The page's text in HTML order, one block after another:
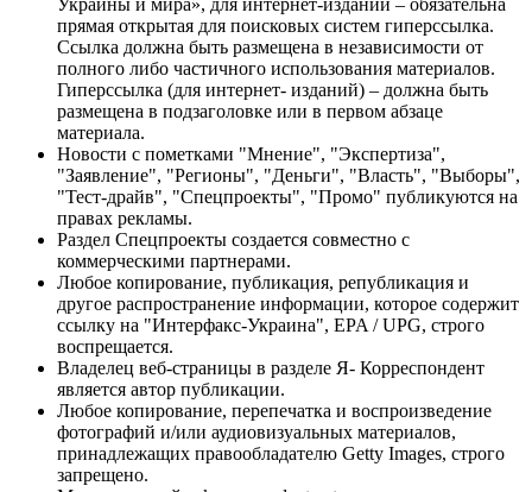
прямая открытая для поисковых систем гиперссылка.
Ссылка должна быть размещена в независимости от
полного либо частичного использования материалов.
Гиперссылка (для интернет- изданий) – должна быть
размещена в подзаголовке или в первом абзаце
материала.
Новости с пометками "Мнение", "Экспертиза",
"Заявление", "Регионы", "Деньги", "Власть", "Выборы",
"Тест-драйв", "Спецпроекты", "Промо" публикуются на
правах рекламы.
Раздел Спецпроекты создается совместно с
коммерческими партнерами.
Любое копирование, публикация, републикация и
другое распространение информации, которое содержит
ссылку на "Интерфакс-Украина", EPA / UPG, строго
воспрещается.
Владелец веб-страницы в разделе Я- Корреспондент
является автор публикации.
Любое копирование, перепечатка и воспроизведение
фотографий и/или аудиовизуальных материалов,
принадлежащих правообладателю Getty Images, строго
запрещено.